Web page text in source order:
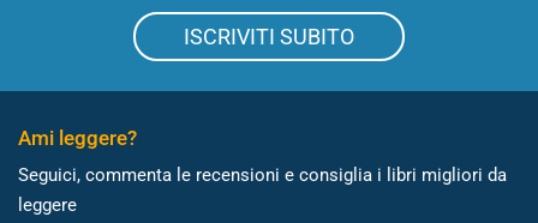
ISCRIVITI SUBITO
Ami leggere?
Seguici, commenta le recensioni e consiglia i libri migliori da
leggere